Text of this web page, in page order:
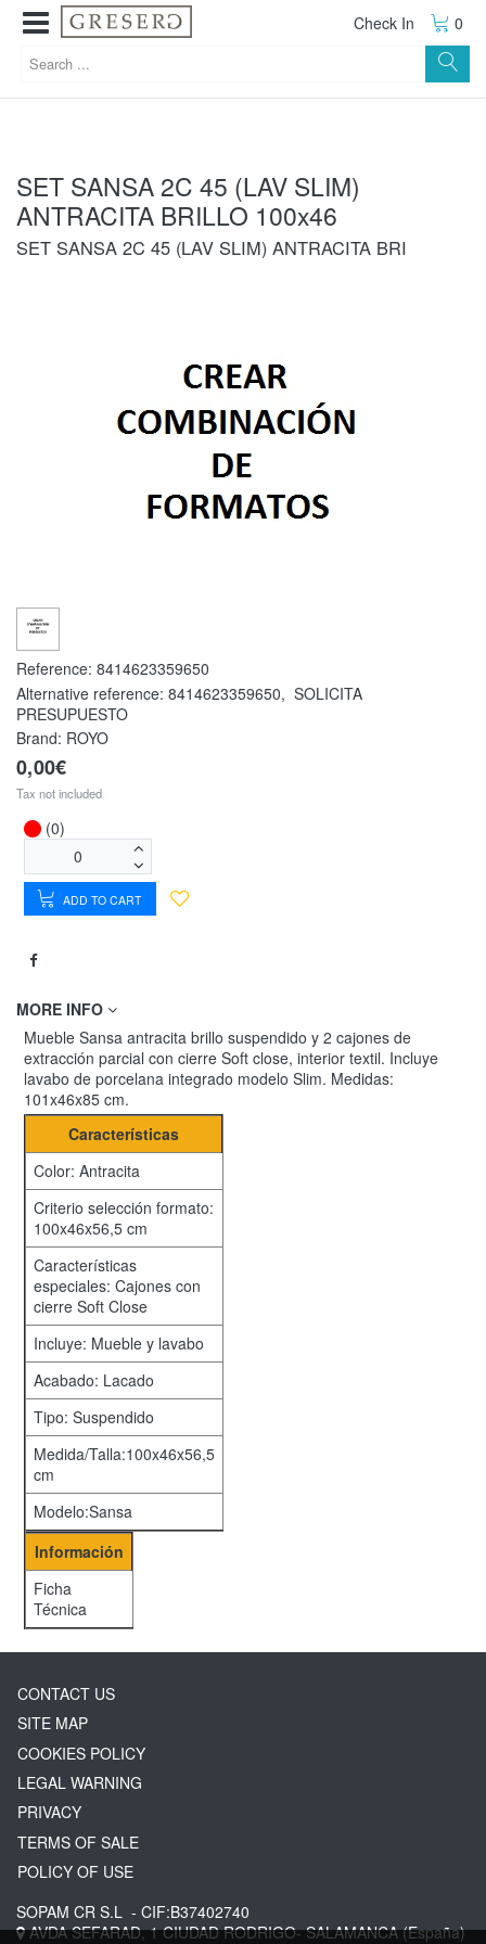
Check In 0
SET SANSA 2C 45 (LAV SLIM)
ANTRACITA BRILLO 100x46
SET SANSA 2C 45 (LAV SLIM) ANTRACITA BRI
Reference: 8414623359650
Alternative reference: 8414623359650, SOLICITA
PRESUPUESTO
Brand: ROYO
0,00€
Tax not included
(0)
ADD TO CART
MORE INFO
Mueble Sansa antracita brillo suspendido y 2 cajones de
extracción parcial con cierre Soft close, interior textil. Incluye
lavabo de porcelana integrado modelo Slim. Medidas:
101x46x85 cm.
Características
Color: Antracita
Criterio selección formato:
100x46x56,5 cm
Características
especiales: Cajones con
cierre Soft Close
Incluye: Mueble y lavabo
Acabado: Lacado
Tipo: Suspendido
Medida/Talla:100x46x56,5
cm
Modelo:Sansa
Información
Ficha
Técnica
CONTACT US
SITE MAP
COOKIES POLICY
LEGAL WARNING
PRIVACY
TERMS OF SALE
POLICY OF USE
SOPAM CR S.L - CIF:B37402740
AVDA SEFARAD, 1CIUDAD RODRIGO-SALAMANCA(España)